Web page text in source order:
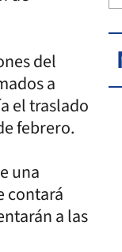
del
a
el traslado
febrero.
una
contará
a las